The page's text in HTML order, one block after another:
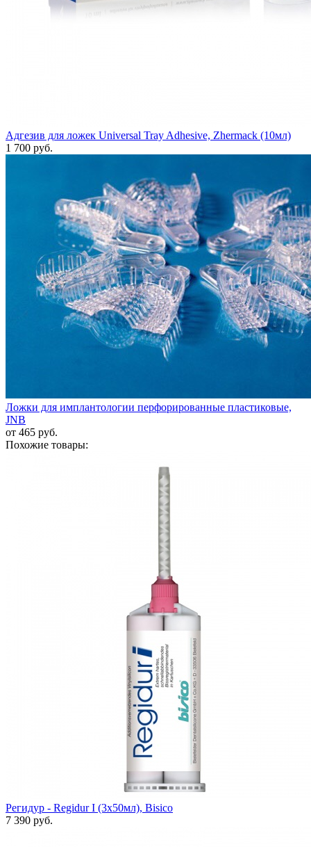
Адгезив для ложек Universal Tray Adhesive, Zhermack (10мл)
1 700 руб.
Ложки для имплантологии перфорированные пластиковые,
JNB
от 465 руб.
Похожие товары:
Регидур - Regidur I (3х50мл), Bisico
7 390 руб.